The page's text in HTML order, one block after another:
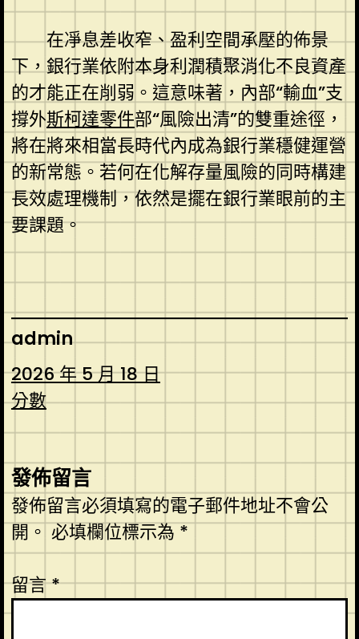
在凈息差收窄、盈利空間承壓的佈景
下，銀行業依附本身利潤積聚消化不良資產
的才能正在削弱。這意味著，內部“輸血”支
撐外斯柯達零件部“風險出清”的雙重途徑，
將在將來相當長時代內成為銀行業穩健運營
的新常態。若何在化解存量風險的同時構建
長效處理機制，依然是擺在銀行業眼前的主
要課題。
admin
2026 年 5 月 18 日
分數
發佈留言
發佈留言必須填寫的電子郵件地址不會公
開。必填欄位標示為*
留言*